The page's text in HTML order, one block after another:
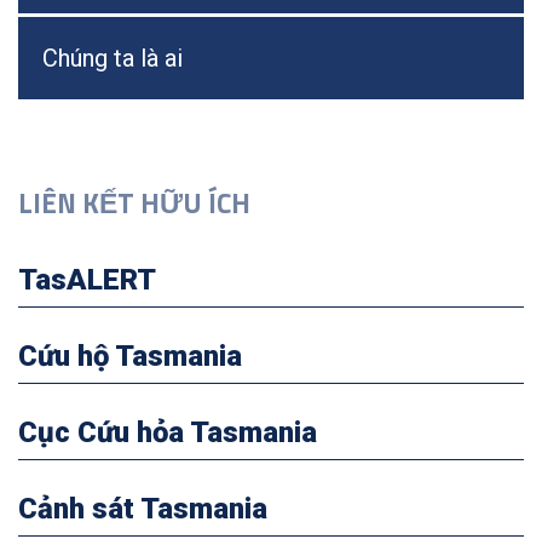
Chúng ta là ai
LIÊN KẾT HỮU ÍCH
TasALERT
Cứu hộ Tasmania
Cục Cứu hỏa Tasmania
Cảnh sát Tasmania